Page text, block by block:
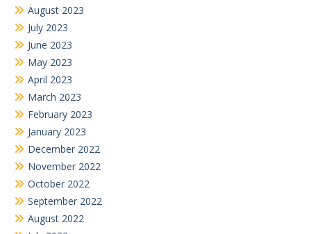
August 2023
July 2023
June 2023
May 2023
April 2023
March 2023
February 2023
January 2023
December 2022
November 2022
October 2022
September 2022
August 2022